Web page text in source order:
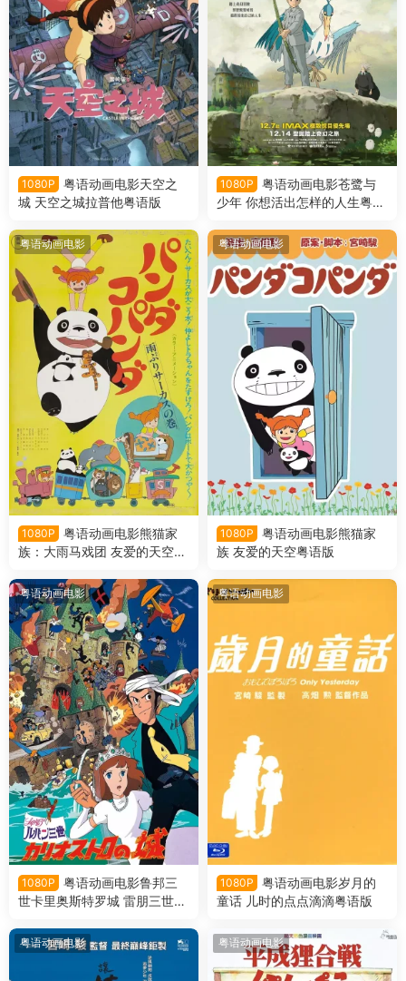
1080P
粤语动画电影天空之
城 天空之城拉普他粤语版
1080P
粤语动画电影苍鹭与
少年 你想活出怎样的人生粤语
粤语动画电影
1080P
粤语动画电影熊猫家
族：大雨马戏团 友爱的天空：
粤语动画电影
1080P
粤语动画电影熊猫家
族 友爱的天空粤语版
粤语动画电影
1080P
粤语动画电影鲁邦三
世卡里奥斯特罗城 雷朋三世卡
粤语动画电影
1080P
粤语动画电影岁月的
童话 儿时的点点滴滴粤语版
粤语动画电影 粤语动画电影